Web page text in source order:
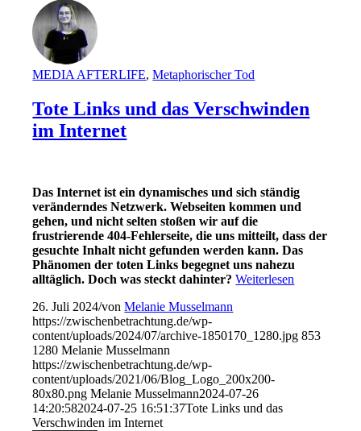
MEDIA AFTERLIFE,Metaphorischer Tod
Tote Links und das Verschwinden
im Internet
Das Internet ist ein dynamisches und sich ständig
veränderndes Netzwerk. Webseiten kommen und
gehen, und nicht selten stoßen wir auf die
frustrierende 404-Fehlerseite, die uns mitteilt, dass der
gesuchte Inhalt nicht gefunden werden kann. Das
Phänomen der toten Links begegnet uns nahezu
alltäglich. Doch was steckt dahinter? Weiterlesen
26. Juli 2024/vonMelanie Musselmann
https://zwischenbetrachtung.de/wp-
content/uploads/2024/07/archive-1850170_1280.jpg 853
1280 Melanie Musselmann
https://zwischenbetrachtung.de/wp-
content/uploads/2021/06/Blog_Logo_200x200-
80x80.png Melanie Musselmann2024-07-26
14:20:582024-07-25 16:51:37Tote Links und das
Verschwinden im Internet